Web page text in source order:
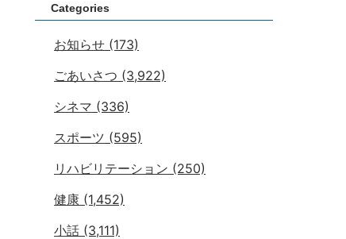
Categories
お知らせ (173)
ごあいさつ (3,922)
シネマ (336)
スポーツ (595)
リハビリテーション (250)
健康 (1,452)
小話 (3,111)